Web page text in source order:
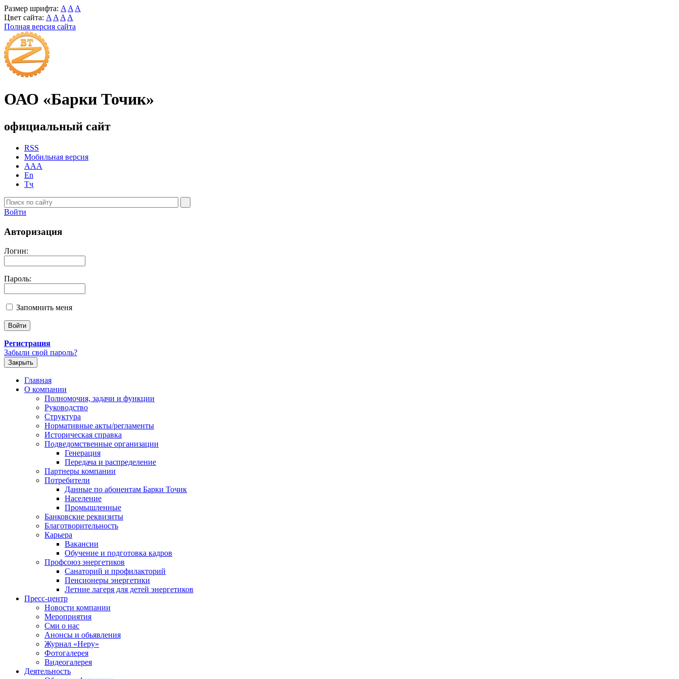
Размер шрифта: A A A
Цвет сайта: A A A A
Полная версия сайта
ОАО «Барки Точик»
официальный сайт
RSS
Мобильная версия
AAA
En
Тҷ
Войти
Авторизация
Логин:
Пароль:
Запомнить меня
Регистрация
Забыли свой пароль?
Закрыть
Главная
О компании
Полномочия, задачи и функции
Руководство
Структура
Нормативные акты/регламенты
Историческая справка
Подведомственные организации
Генерация
Передача и распределение
Партнеры компании
Потребители
Данные по абонентам Барки Точик
Население
Промышленные
Банковские реквизиты
Благотворительность
Карьера
Вакансии
Обучение и подготовка кадров
Профсоюз энергетиков
Санаторий и профилакторий
Пенсионеры энергетики
Летние лагеря для детей энергетиков
Пресс-центр
Новости компании
Мероприятия
Сми о нас
Анонсы и обьявления
Журнал «Неру»
Фотогалерея
Видеогалерея
Деятельность